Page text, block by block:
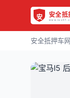
安全抵押车网